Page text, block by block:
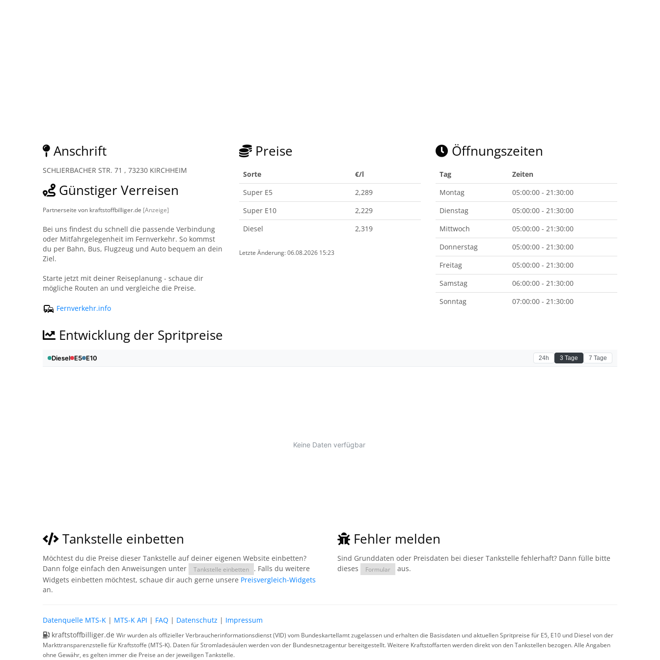
Anschrift
SCHLIERBACHER STR. 71 , 73230 KIRCHHEIM
Günstiger Verreisen
Partnerseite von kraftstoffbilliger.de [Anzeige]
Bei uns findest du schnell die passende Verbindung
oder Mitfahrgelegenheit im Fernverkehr. So kommst
du per Bahn, Bus, Flugzeug und Auto bequem an dein
Ziel.
Starte jetzt mit deiner Reiseplanung - schaue dir
mögliche Routen an und vergleiche die Preise.
Fernverkehr.info
Preise
Sorte
€/l
Super E5
2,289
Super E10
2,229
Diesel
2,319
Letzte Änderung: 06.08.2026 15:23
Öffnungszeiten
Tag
Zeiten
Montag
05:00:00 - 21:30:00
Dienstag
05:00:00 - 21:30:00
Mittwoch
05:00:00 - 21:30:00
Donnerstag
05:00:00 - 21:30:00
Freitag
05:00:00 - 21:30:00
Samstag
06:00:00 - 21:30:00
Sonntag
07:00:00 - 21:30:00
Entwicklung der Spritpreise
Tankstelle einbetten
Möchtest du die Preise dieser Tankstelle auf deiner eigenen Website einbetten?
Dann folge einfach den Anweisungen unter
Tankstelle einbetten
. Falls du weitere
Widgets einbetten möchtest, schaue dir auch gerne unsere Preisvergleich-Widgets
an.
Fehler melden
Sind Grunddaten oder Preisdaten bei dieser Tankstelle fehlerhaft? Dann fülle bitte
dieses
Formular aus.
Datenquelle MTS-K | MTS-K API | FAQ | Datenschutz | Impressum
kraftstoffbilliger.de Wir wurden als offizieller Verbraucherinformationsdienst (VID) vom Bundeskartellamt zugelassen und erhalten die Basisdaten und aktuellen Spritpreise für E5, E10 und Diesel von der
Markttransparenzstelle für Kraftstoffe (MTS-K). Daten für Stromladesäulen werden von der Bundesnetzagentur bereitgestellt. Weitere Kraftstoffarten werden direkt von den Tankstellen bezogen. Alle Angaben
ohne Gewähr, es gelten immer die Preise an der jeweiligen Tankstelle.